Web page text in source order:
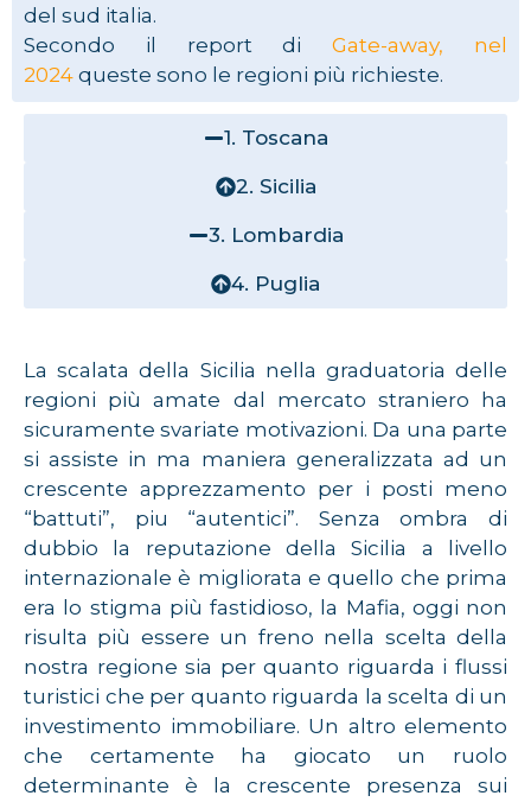
del sud italia.
Secondo il report diGate-away, nel
2024 queste sono le regioni più richieste.
1. Toscana
2. Sicilia
3. Lombardia
4. Puglia
La scalata della Sicilia nella graduatoria delle
regioni più amate dal mercato straniero ha
sicuramente svariate motivazioni. Da una parte
si assiste in ma maniera generalizzata ad un
crescente apprezzamento per i posti meno
“battuti”, piu “autentici”. Senza ombra di
dubbio la reputazione della Sicilia a livello
internazionale è migliorata e quello che prima
era lo stigma più fastidioso, la Mafia, oggi non
risulta più essere un freno nella scelta della
nostra regione sia per quanto riguarda i flussi
turistici che per quanto riguarda la scelta di un
investimento immobiliare. Un altro elemento
che certamente ha giocato un ruolo
determinante è la crescente presenza sui